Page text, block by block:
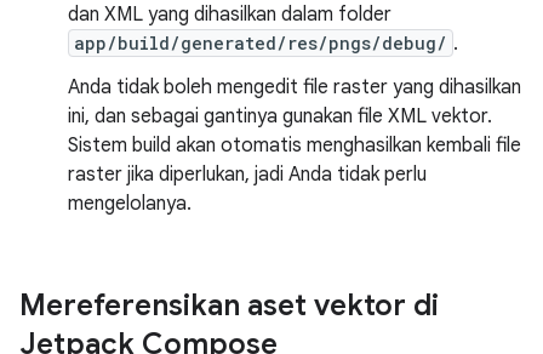
dan XML yang dihasilkan dalam folder
app/build/generated/res/pngs/debug/ .
Anda tidak boleh mengedit file raster yang dihasilkan
ini, dan sebagai gantinya gunakan file XML vektor.
Sistem build akan otomatis menghasilkan kembali file
raster jika diperlukan, jadi Anda tidak perlu
mengelolanya.
Mereferensikan aset vektor di
Jetpack Compose